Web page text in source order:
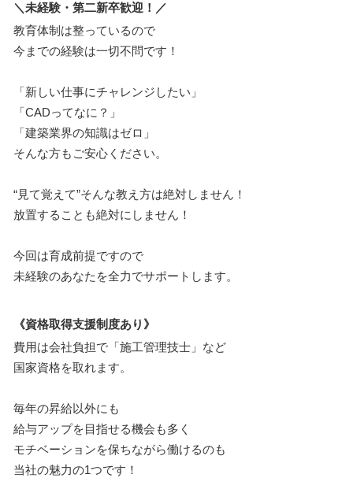
＼未経験・第二新卒歓迎！／
教育体制は整っているので
今までの経験は一切不問です！
「新しい仕事にチャレンジしたい」
「CADってなに？」
「建築業界の知識はゼロ」
そんな方もご安心ください。
“見て覚えて”そんな教え方は絶対しません！
放置することも絶対にしません！
今回は育成前提ですので
未経験のあなたを全力でサポートします。
《資格取得支援制度あり》
費用は会社負担で「施工管理技士」など
国家資格を取れます。
毎年の昇給以外にも
給与アップを目指せる機会も多く
モチベーションを保ちながら働けるのも
当社の魅力の1つです！